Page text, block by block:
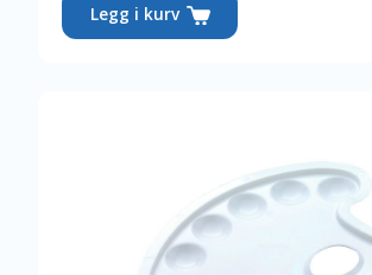
Legg i kurv